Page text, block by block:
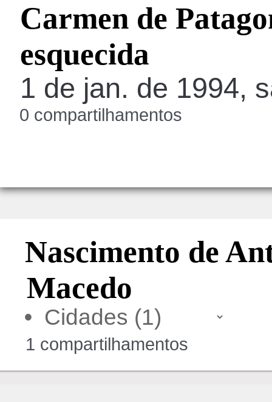
Carmen de
esquecida
1 de jan. de 1994,
0 compartilhamentos
Nascimento de
Macedo
•
1 compartilhamentos